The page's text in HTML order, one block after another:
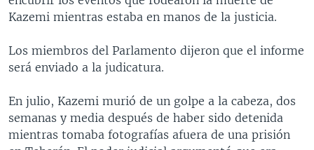
DEPORTES
CIENCIA Y SALUD
AUDIOS
FORO INTERAMERICANO
VISIÓN 360
LAS CLAVES
PANORAMA
AVANCE INFORMATIVO
AUDIONOTICIAS
BUENOS DÍAS AMÉRICA
ESTADOS UNIDOS AL DÍA
EL MUNDO AL DÍA [RADIO]
DIRECT
DOCUMENTALES DE LA VOA
SÍGANOS
Kazemi mientras estaba en manos de la justicia.
Los miembros del Parlamento dijeron que el informe
será enviado a la judicatura.
En julio, Kazemi murió de un golpe a la cabeza, dos
semanas y media después de haber sido detenida
mientras tomaba fotografías afuera de una prisión